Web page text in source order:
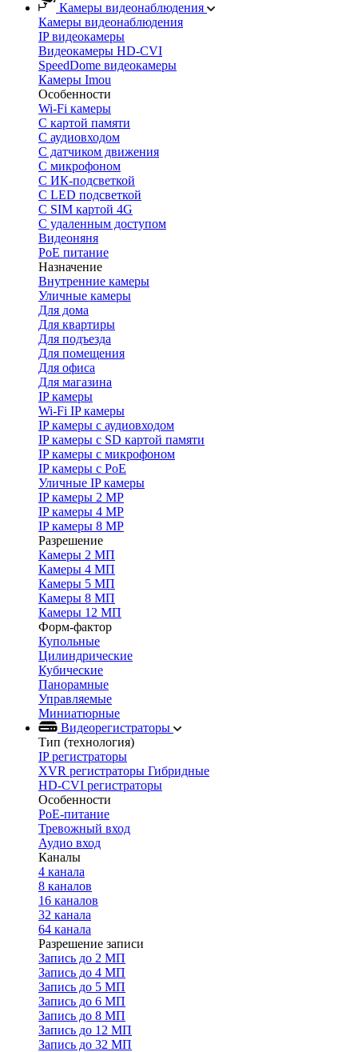
Камеры видеонаблюдения
Камеры видеонаблюдения
IP видеокамеры
Видеокамеры HD-CVI
SpeedDome видеокамеры
Камеры Imou
Особенности
Wi-Fi камеры
С картой памяти
С аудиовходом
С датчиком движения
С микрофоном
С ИК-подсветкой
С LED подсветкой
C SIM картой 4G
C удаленным доступом
Видеоняня
PoE питание
Назначение
Внутренние камеры
Уличные камеры
Для дома
Для квартиры
Для подъезда
Для помещения
Для офиса
Для магазина
IP камеры
Wi-Fi IP камеры
IP камеры с аудиовходом
IP камеры с SD картой памяти
IP камеры с микрофоном
IP камеры с PoE
Уличные IP камеры
IP камеры 2 MP
IP камеры 4 MP
IP камеры 8 MP
Разрешение
Камеры 2 МП
Камеры 4 МП
Камеры 5 МП
Камеры 8 МП
Камеры 12 МП
Форм-фактор
Купольные
Цилиндрические
Кубические
Панорамные
Управляемые
Миниатюрные
Видеорегистраторы
Тип (технология)
IP регистраторы
XVR регистраторы Гибридные
HD-CVI регистраторы
Особенности
PoE-питание
Тревожный вход
Аудио вход
Каналы
4 канала
8 каналов
16 каналов
32 канала
64 канала
Разрешение записи
Запись до 2 МП
Запись до 4 МП
Запись до 5 МП
Запись до 6 МП
Запись до 8 МП
Запись до 12 МП
Запись до 32 МП